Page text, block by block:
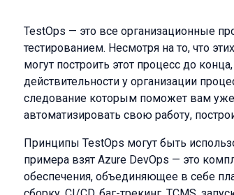
TestOps — это все организационные
тестированием. Несмотря на то, что
могут построить этот процесс до
действительности у организации
следование которым поможет вам уже
автоматизировать свою работу,
Принципы TestOps могут быть
примера взят Azure DevOps — это
обеспечения, объединяющее в себе